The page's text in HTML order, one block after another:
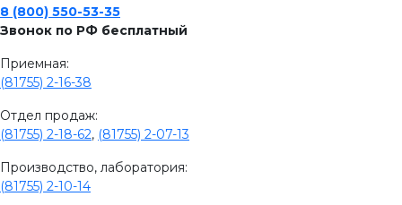
8 (800) 550-53-35
Звонок по РФ бесплатный
Приемная:
(81755) 2-16-38
Отдел продаж:
(81755) 2-18-62, (81755) 2-07-13
Производство, лаборатория:
(81755) 2-10-14